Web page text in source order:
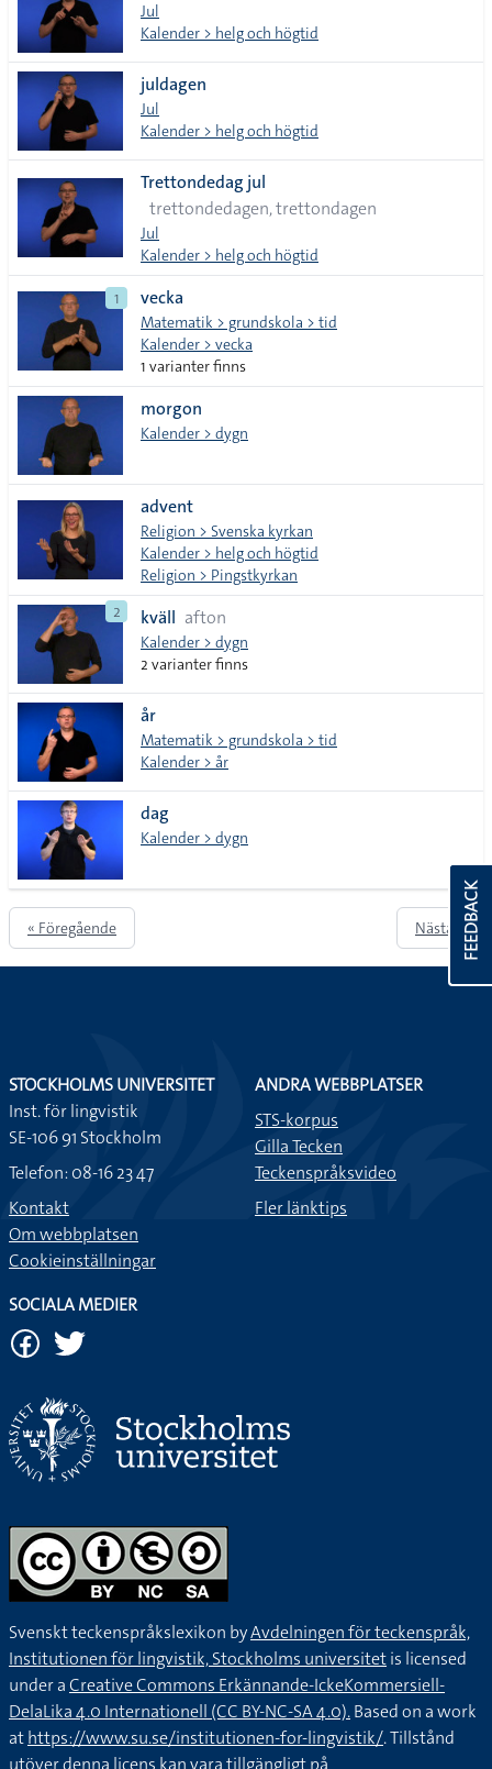
Jul
Kalender > helg och högtid
juldagen
Jul
Kalender > helg och högtid
Trettondedag jul
trettondedagen, trettondagen
Jul
Kalender > helg och högtid
1 vecka
Matematik > grundskola > tid
Kalender > vecka
1 varianter finns
morgon
Kalender > dygn
advent
Religion > Svenska kyrkan
Kalender > helg och högtid
Religion > Pingstkyrkan
2
kväll afton
Kalender > dygn
2 varianter finns
år
Matematik > grundskola > tid
Kalender > år
dag
Kalender > dygn
« Föregående Nästa » FEEDBACK
STOCKHOLMS UNIVERSITET
Inst. för lingvistik
SE-106 91 Stockholm
Telefon: 08-16 23 47
Kontakt
Om webbplatsen
Cookieinställningar
ANDRA WEBBPLATSER
STS-korpus
Gilla Tecken
Teckenspråksvideo
Fler länktips
SOCIALA MEDIER
Svenskt teckenspråkslexikon byAvdelningen för teckenspråk,
Institutionen för lingvistik, Stockholms universitetis licensed
under aCreative Commons Erkännande-IckeKommersiell-
DelaLika 4.0 Internationell (CC BY-NC-SA 4.0).Based on a work
athttps://www.su.se/institutionen-for-lingvistik/. Tillstånd
utöver denna licens kan vara tillgängligt på